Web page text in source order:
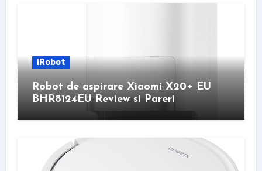
iRobot
Robot de aspirare Xiaomi X20+ EU
BHR8124EU Review si Pareri